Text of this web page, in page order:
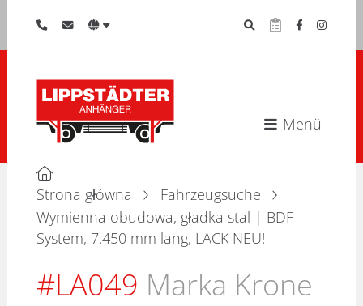
Menü
Strona główna
Fahrzeugsuche
Wymienna obudowa, gładka stal | BDF-
System, 7.450 mm lang, LACK NEU!
#LA049 Marka Krone